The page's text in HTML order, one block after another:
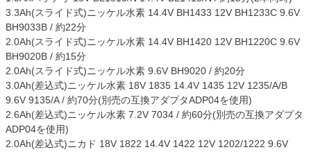
3.3Ah(スライド式)ニッケル水素 14.4V BH1433 12V BH1233C 9.6V
BH9033B / 約22分
2.0Ah(スライド式)ニッケル水素 14.4V BH1420 12V BH1220C 9.6V
BH9020B / 約15分
2.0Ah(スライド式)ニッケル水素 9.6V BH9020 / 約20分
3.0Ah(差込式)ニッケル水素 18V 1835 14.4V 1435 12V 1235/A/B
9.6V 9135/A / 約70分(別売の互換アダプタADP04を使用)
2.6Ah(差込式)ニッケル水素 7.2V 7034 / 約60分(別売の互換アダプタ
ADP04を使用)
2.0Ah(差込式)ニカド 18V 1822 14.4V 1422 12V 1202/1222 9.6V